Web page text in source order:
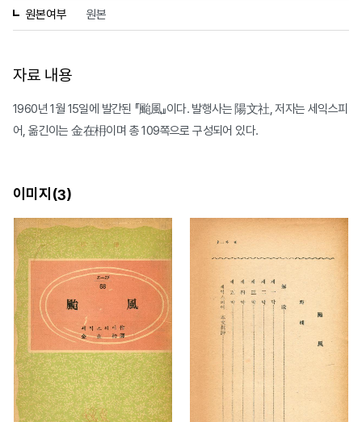
원본여부 원본
자료 내용
1960년 1월 15일에 발간된 『颱風』이다. 발행사는 陽文社, 저자는 세익스피
어, 옮긴이는 金在枏이며 총 109쪽으로 구성되어 있다.
이미지(3)